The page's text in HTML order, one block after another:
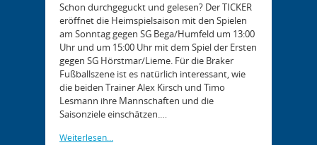
Schon durchgeguckt und gelesen? Der TICKER
eröffnet die Heimspielsaison mit den Spielen
am Sonntag gegen SG Bega/Humfeld um 13:00
Uhr und um 15:00 Uhr mit dem Spiel der Ersten
gegen SG Hörstmar/Lieme. Für die Braker
Fußballszene ist es natürlich interessant, wie
die beiden Trainer Alex Kirsch und Timo
Lesmann ihre Mannschaften und die
Saisonziele einschätzen.…
Weiterlesen...